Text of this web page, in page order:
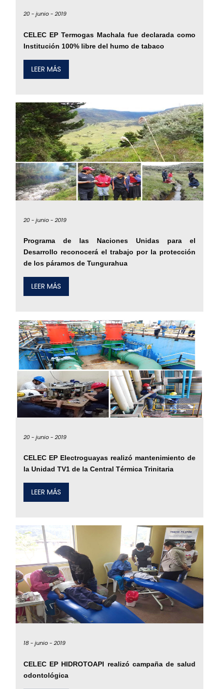
20 -junio -2019
CELEC EP Termogas Machala fue declarada como
Institución 100% libre del humo de tabaco
LEER MÁS
20 -junio -2019
Programa de las Naciones Unidas para el
Desarrollo reconocerá el trabajo por la protección
de los páramos de Tungurahua
LEER MÁS
20 -junio -2019
CELEC EP Electroguayas realizó mantenimiento de
la Unidad TV1 de la Central Térmica Trinitaria
LEER MÁS
18 -junio -2019
CELEC EP HIDROTOAPI realizó campaña de salud
odontológica